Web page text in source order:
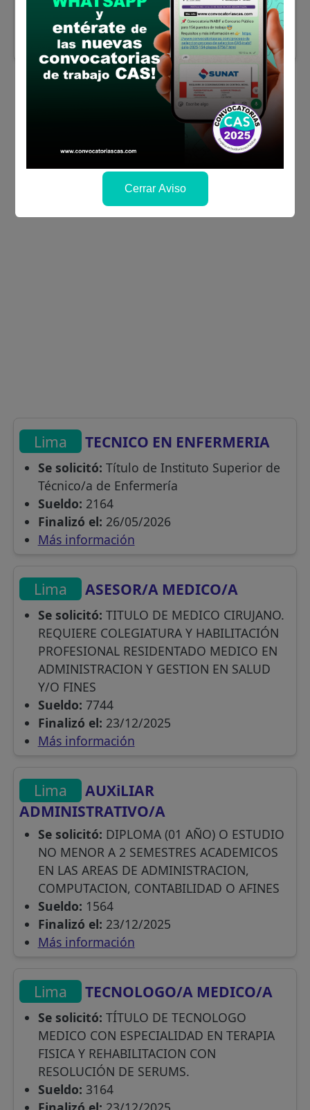
Sueldo:3264
Finalizó el:26/05/2026
Más información
Lima TECNICO EN ENFERMERIA
Se solicitó: Título de Instituto Superior de
Técnico/a de Enfermería
Sueldo: 2164
Finalizó el: 26/05/2026
Más información
Lima ASESOR/A MEDICO/A
Se solicitó: TITULO DE MEDICO CIRUJANO.
REQUIERE COLEGIATURA Y HABILITACIÓN
PROFESIONAL RESIDENTADO MEDICO EN
ADMINISTRACION Y GESTION EN SALUD
Y/O FINES
Sueldo: 7744
Finalizó el: 23/12/2025
Más información
Lima
AUXiLIAR
ADMINISTRATIVO/A
Se solicitó: DIPLOMA (01 AÑO) O ESTUDIO
NO MENOR A 2 SEMESTRES ACADEMICOS
EN LAS AREAS DE ADMINISTRACION,
COMPUTACION, CONTABILIDAD O AFINES
Sueldo: 1564
Finalizó el: 23/12/2025
Más información
Lima TECNOLOGO/A MEDICO/A
Se solicitó: TÍTULO DE TECNOLOGO
MEDICO CON ESPECIALIDAD EN TERAPIA
FISICA Y REHABILITACION CON
RESOLUCIÓN DE SERUMS.
Sueldo: 3164
Cerrar Aviso